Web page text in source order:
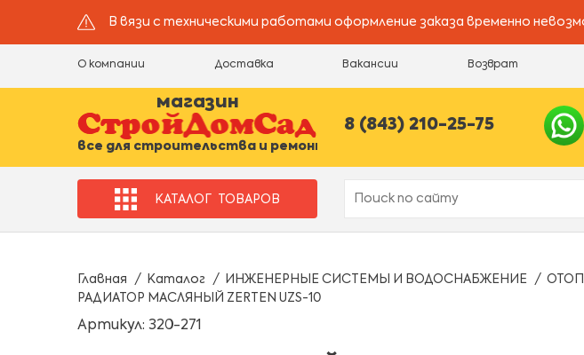
В вязи с техническими работами оформление заказа временно
О компании Доставка Вакансии Возврат
магазин
все для строительства и ремонта
8 (843) 210-25-75
КАТАЛОГ ТОВАРОВ
Главная Каталог ИНЖЕНЕРНЫЕ СИСТЕМЫ И ВОДОСНАБЖЕНИЕ
РАДИАТОР МАСЛЯНЫЙ ZERTEN UZS-10
Артикул: 320-271